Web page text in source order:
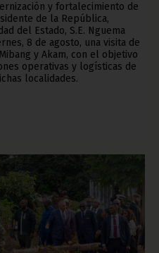
y fortalecimiento de
de la República,
del Estado, S.E. Nguema
8 de agosto, una visita de
y Akam, con el objetivo
operativas y logísticas de
localidades.